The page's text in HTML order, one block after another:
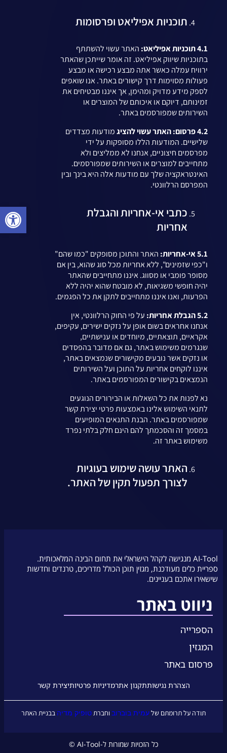
תוכניות אפיליאט ופרסומות
4.1 תוכניות אפיליאט:
האתר עשוי להשתתף
בתוכניות שיווק אפיליאט. זה אומר שייתכן שהאתר
ירוויח עמלה כאשר אתה מבצע רכישה או מבצע
פעולות מסוימות דרך קישורים באתר. אנו שואפים
לספק מידע מדויק ומהימן, אך איננו מבטיחים את
זמינותם, דיוקם או איכותם של המוצרים או
השירותים שמפורסמים באתר.
4.2 פרסום: האתר עשוי להציג
מודעות מצדדים
שלישיים. המודעות הללו מסופקות על ידי
מפרסמים חיצוניים, אנחנו לא ממליצים ולא
מתחייבים למוצרים או השירותים שמפורסמים.
האינטראקציה שלך עם מודעות אלה היא בינך ובין
המפרסם הרלוונטי.
כתבי אי-אחריות והגבלת
אחריות
5.1 אי-אחריות:
האתר והתוכן מסופקים "כמו שהם"
ו"כפי שזמינים", ללא אחריות מכל סוג שהוא, בין אם
מסופר פומבי או מסווג. איננו מתחייבים שהאתר
יהיה חופשי משגיאות, לא מובטח שהוא יהיה ללא
הפרעות, ואנו איננו מתחייבים לתקן את כל הפגמים.
5.2 הגבלת אחריות:
על פי החוק הרלוונטי, אין
אנחנו אחראים בשום אופן על נזקים ישירים, עקיפים,
אקראיים, תוצאתיים, מיוחדים או ענישתיים,
שנגרמים משימוש באתר, גם אם מדובר בהפסדים
או נזקים אשר נובעים מקישורים שנמצאים באתר,
איננו לוקחים אחריות על התוכן ועל השירותים
הנמצאים בקישורים המפורסמים באתר.
נא לפנות את כל השאלות או הבירורים הנוגעים
לתנאי השימוש אלינו באמצעות פרטי יצירת קשר
שמפורסמים באתר. הבנת התנאים המופיעים
במסמך זה והסכמתך להם הינם חלק בלתי נפרד
משימוש באתר זה.
האתר עושה שימוש בעוגיות
לצורך תפעול תקין של האתר.
AI-Tool מנגישה לקהל הישראלי את תחום הבינה המלאכותית.
ספריית כלים מעודכנת, מגזין תוכן הכולל מדריכים, טרנדים וחדשות
שישאירו אתכם בעניינים.
ניווט באתר
הספרייה
המגזין
פרסום באתר
הצהרת נגישותתקנון אתרמדיניות פרטיותיצירת קשר
תודה על תרומתם שלעמית בוברובוחברתטופיק מדיה בבניית האתר
כל הזכויות שמורות ל-AI-Tool ©
פתח